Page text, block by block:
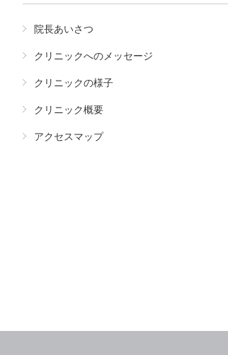
院長あいさつ
クリニックへのメッセージ
クリニックの様子
クリニック概要
アクセスマップ